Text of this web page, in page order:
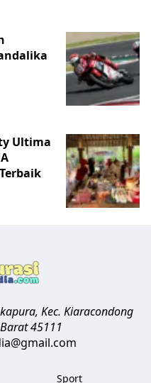
Ultima
Kec. Kiaracondong
45111
Sport